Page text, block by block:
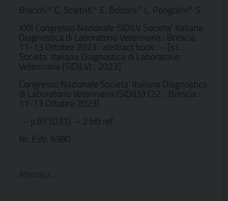
Bracchi° C, Scaltriti° E, Bolzoni° L, Pongolini° S
XXII Congresso Nazionale SIDiLV Societa’ Italiana
Diagnostica di Laboratorio Veterinaria : Brescia,
11-13 Ottobre 2023 : abstract book . – [s.l. :
Societa’ Italiana Diagnostica di Laboratorio
Veterinaria (SIDiLV) , 2023]
Congresso Nazionale Societa’ Italiana Diagnostica
di Laboratorio Veterinaria (SIDiLV) (22. : Brescia :
11-13 Ottobre 2023)
. – p 87 (O31). – 2 bib ref
Nr. Estr. 9380
Abstract…